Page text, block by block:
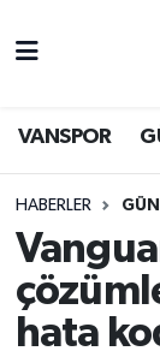
VANSPOR
HABERLER
hata
Siyaset
Ekonomi
Sağlık
Van
Van
Van
Süper Lig